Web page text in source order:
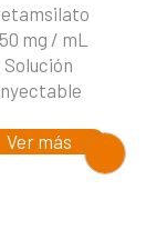
mg / mL
Solución
Ver más